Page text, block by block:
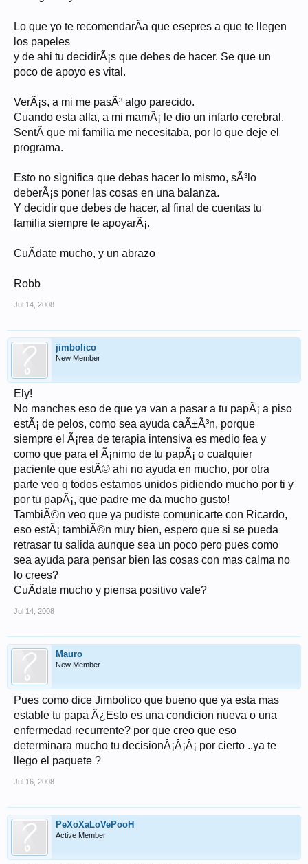
Lo que yo te recomendarÃ­a que esepres a que te llegen
los papeles
y de ahi tu decidirÃ¡s que debes de hacer. Se que un
poco de apoyo es vital.
VerÃ¡s, a mi me pasÃ³ algo parecido.
Cuando esta alla, a mi mamÃ¡ le dio un infarto cerebral.
SentÃ­ que mi familia me necesitaba, por lo que deje el
programa.
Esto no significa que debas hacer lo mismo, sÃ³lo
deberÃ¡s poner las cosas en una balanza.
Y decidir que debes de hacer, al final de cuentas tu
familia siempre te apoyarÃ¡.
CuÃ­date mucho, y un abrazo
Robb
Jul 14, 2008
jimbolico
New Member
Ely!
No manches eso de que ya van a pasar a tu papÃ¡ a piso
estÃ¡ de pelos, como sea ayuda caÃ±Ã³n, porque
siempre el Ã¡rea de terapia intensiva es medio fea y
como que para el Ã¡nimo de tu papÃ¡ o cualquier
paciente que estÃ© ahi no ayuda en mucho, por otra
parte veo q todos estamos unidos pidiendo mucho por ti y
por tu papÃ¡, que padre me da mucho gusto!
TambiÃ©n veo que ya pudiste comunicarte con Ricardo,
eso estÃ¡ tambiÃ©n muy bien, espero que si se pueda
retrasar tu salida aunque sea un poco pero pues como
sea ayuda para pensar bien las cosas con mas calma no
lo crees?
CuÃ­date mucho y piensa positivo vale?
Jul 14, 2008
Mauro
New Member
Pues como dice Jimbolico que bueno que ya esta mas
estable tu papa Â¿Esto es una condicion nueva o una
enfermedad recurrente? por que creo que eso
determinara mucho tu decisionÂ¡Â¡Â¡ por cierto ..ya te
llego el paquete ?
Jul 16, 2008
PeXoXaLoVePooH
Active Member